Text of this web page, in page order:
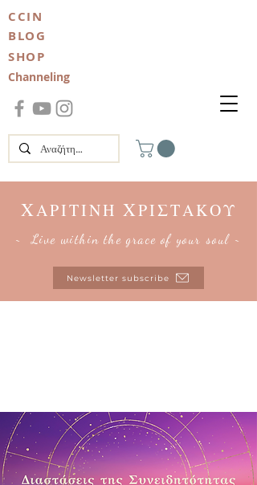
ΧΑΡΙΤΙΝΗ ΧΡΙΣΤΑΚΟΥ
~ Live within the grace of your soul ~
Newsletter subscribe
CCIN
BLOG
SHOP
Channeling